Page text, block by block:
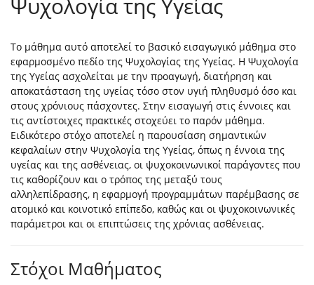
Ψυχολογία της Υγείας
Το μάθημα αυτό αποτελεί το βασικό εισαγωγικό μάθημα στο
εφαρμοσμένο πεδίο της Ψυχολογίας της Υγείας. Η Ψυχολογία
της Υγείας ασχολείται με την προαγωγή, διατήρηση και
αποκατάσταση της υγείας τόσο στον υγιή πληθυσμό όσο και
στους χρόνιους πάσχοντες. Στην εισαγωγή στις έννοιες και
τις αντίστοιχες πρακτικές στοχεύει το παρόν μάθημα.
Ειδικότερο στόχο αποτελεί η παρουσίαση σημαντικών
κεφαλαίων στην Ψυχολογία της Υγείας, όπως η έννοια της
υγείας και της ασθένειας, οι ψυχοκοινωνικοί παράγοντες που
τις καθορίζουν και ο τρόπος της μεταξύ τους
αλληλεπίδρασης, η εφαρμογή προγραμμάτων παρέμβασης σε
ατομικό και κοινοτικό επίπεδο, καθώς και οι ψυχοκοινωνικές
παράμετροι και οι επιπτώσεις της χρόνιας ασθένειας.
Στόχοι Μαθήματος